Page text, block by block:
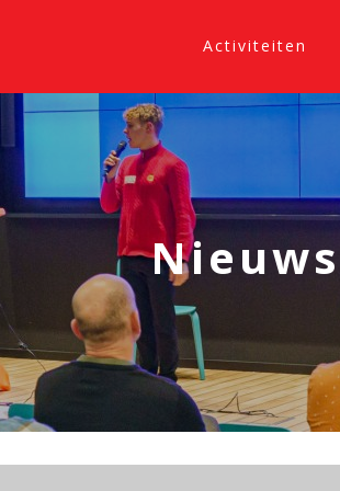
Activiteiten
Nieuws